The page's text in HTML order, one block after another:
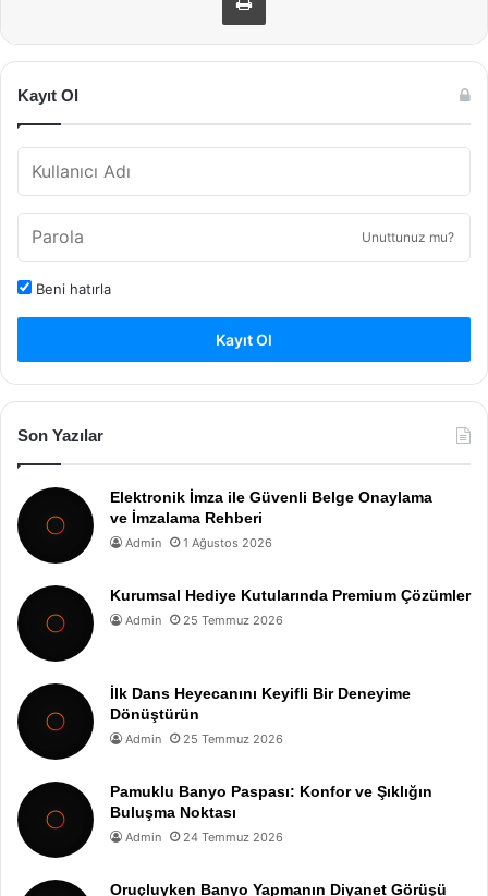
Kayıt Ol
Unuttunuz mu?
Beni hatırla
Kayıt Ol
Son Yazılar
Elektronik İmza ile Güvenli Belge Onaylama
ve İmzalama Rehberi
Admin 1 Ağustos 2026
Kurumsal Hediye Kutularında Premium Çözümler
Admin 25 Temmuz 2026
İlk Dans Heyecanını Keyifli Bir Deneyime
Dönüştürün
Admin 25 Temmuz 2026
Pamuklu Banyo Paspası: Konfor ve Şıklığın
Buluşma Noktası
Admin 24 Temmuz 2026
Oruçluyken Banyo Yapmanın Diyanet Görüşü